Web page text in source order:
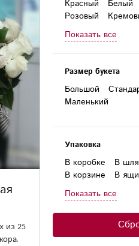
из 25
Красный Белый
Розовый
Фиолетовый
Голубой
Зеленый
Разноцветный
Показать все
Размер букета
Большой
Маленький
Упаковка
В коробке
В
В корзине
В
В плайм-пакете
В круглой коробке
В коробке-сердце
Показать все